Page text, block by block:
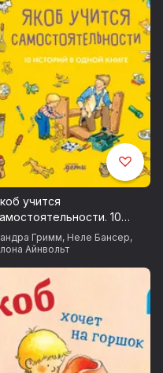
учится
10
в одной книге
Гримм, Неле Бансер,
Айнвольт